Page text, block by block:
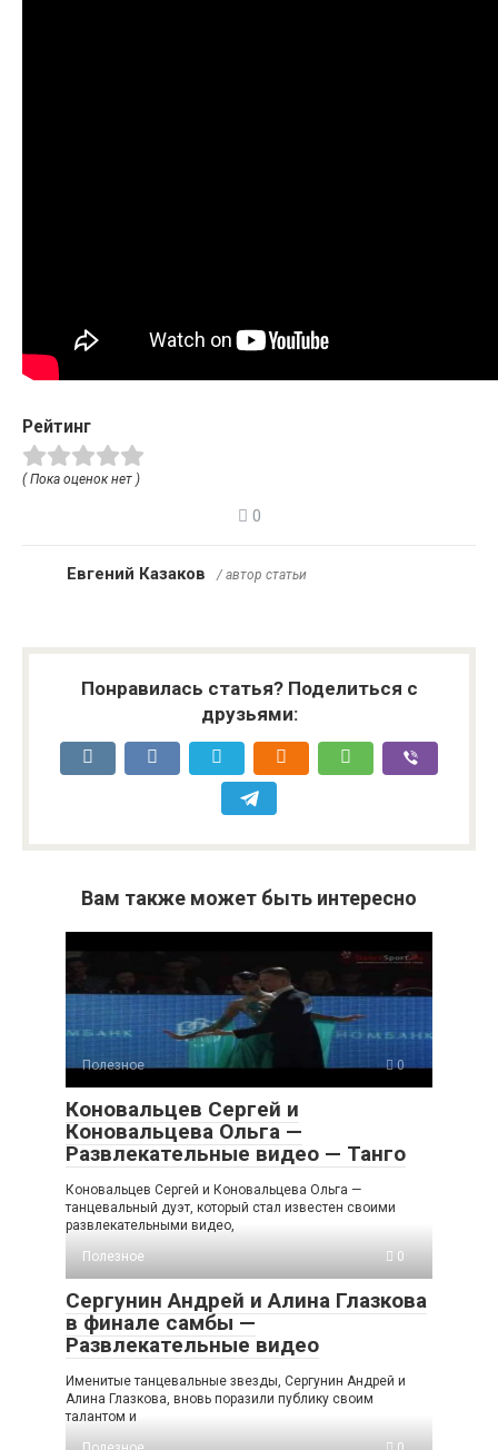
Рейтинг
( Пока оценок нет )
0
Евгений Казаков / автор статьи
Понравилась статья? Поделиться с
друзьями:
Вам также может быть интересно
Полезное 0
Коновальцев Сергей и
Коновальцева Ольга —
Развлекательные видео — Танго
Коновальцев Сергей и Коновальцева Ольга —
танцевальный дуэт, который стал известен своими
развлекательными видео,
Полезное
0
Сергунин Андрей и Алина Глазкова
в финале самбы —
Развлекательные видео
Именитые танцевальные звезды, Сергунин Андрей и
Алина Глазкова, вновь поразили публику своим
талантом и